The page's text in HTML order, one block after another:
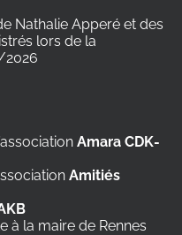
Nathalie Apperé et des
lors de la
2026
Amara CDK-
Amitiés
à la maire de Rennes